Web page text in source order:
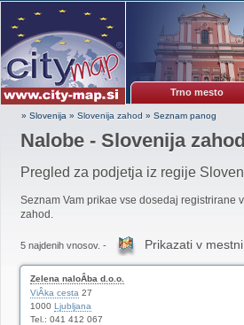
Trno mesto
» Slovenija » Slovenija zahod » Seznam panog
Nalobe - Slovenija zahod
Pregled za podjetja iz regije
Seznam Vam prikae vse dosedaj registrirane
zahod.
5 najdenih vnosov. - Prikazati v
Zelena naloÂba d.o.o.
ViÂka cesta 27
1000 Ljubljana
Tel.: 041 412 067